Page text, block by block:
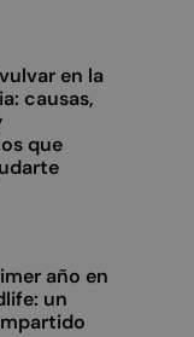
en la
causas,
que
año en
un